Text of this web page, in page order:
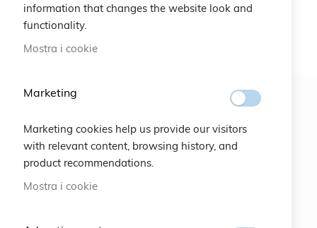
ISCRIVITI
information that changes the website look and
functionality.
Mostra i cookie
Marketing
Marketing cookies help us provide our visitors
with relevant content, browsing history, and
product recommendations.
Mostra i cookie